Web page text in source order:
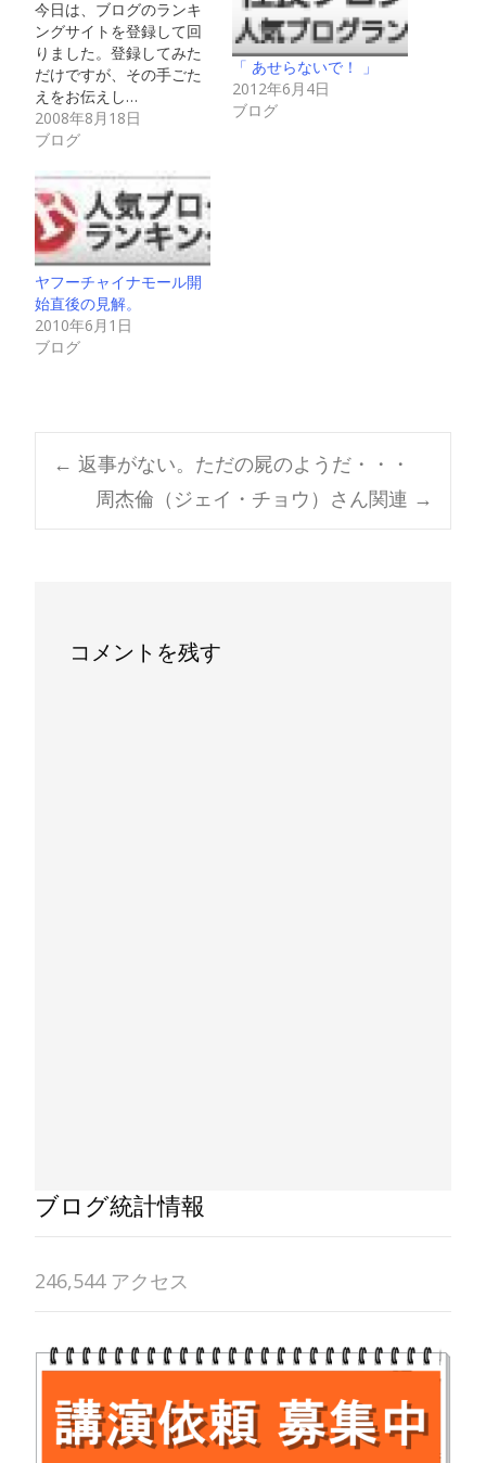
今日は、ブログのランキ
ングサイトを登録して回
りました。登録してみた
だけですが、その手ごた
えをお伝えし…
2008年8月18日
ブログ
「 あせらないで！ 」
2012年6月4日
ブログ
ヤフーチャイナモール開
始直後の見解。
2010年6月1日
ブログ
Post
navigation
← 返事がない。ただの屍のようだ・・・
周杰倫（ジェイ・チョウ）さん関連 →
コメントを残す
ブログ統計情報
246,544 アクセス